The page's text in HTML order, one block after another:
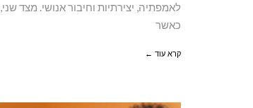
לאמפתיה, יצירתיות וחיבור אנושי. מצד שני,
כאשר
קרא עוד ←